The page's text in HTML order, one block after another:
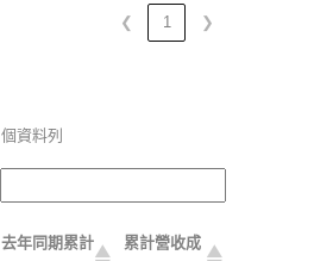
❮ 1 ❯
個資料列
去年同期累計
累計營收成